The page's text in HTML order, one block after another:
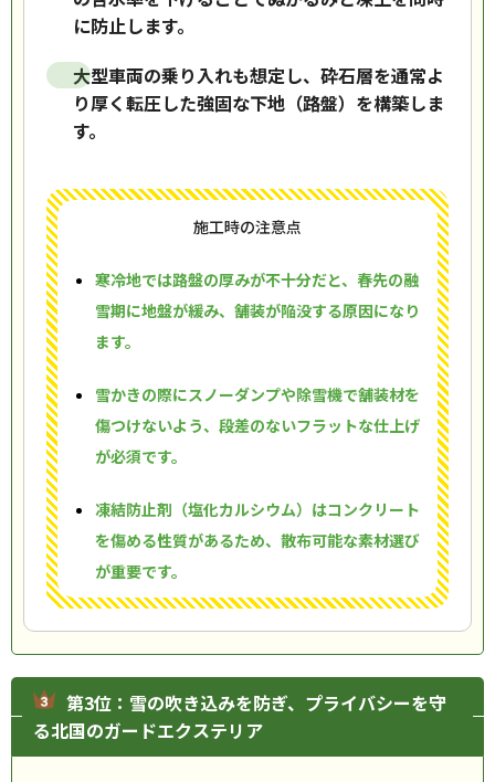
に防止します。
大型車両の乗り入れも想定し、砕石層を通常よ
り厚く転圧した強固な下地（路盤）を構築しま
す。
施工時の注意点
寒冷地では路盤の厚みが不十分だと、春先の融
雪期に地盤が緩み、舗装が陥没する原因になり
ます。
雪かきの際にスノーダンプや除雪機で舗装材を
傷つけないよう、段差のないフラットな仕上げ
が必須です。
凍結防止剤（塩化カルシウム）はコンクリート
を傷める性質があるため、散布可能な素材選び
が重要です。
第3位：雪の吹き込みを防ぎ、プライバシーを守
る北国のガードエクステリア